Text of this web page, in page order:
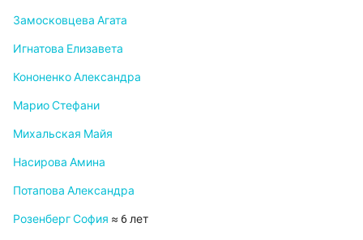
Замосковцева Агата
Игнатова Елизавета
Кононенко Александра
Марио Стефани
Михальская Майя
Насирова Амина
Потапова Александра
Розенберг София ≈ 6 лет